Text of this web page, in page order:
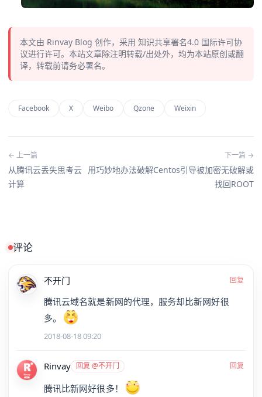
本文由 Rinvay Blog 创作，采用 知识共享署名4.0 国际许可协
议进行许可。本站文章除注明转载/出处外，均为本站原创或翻
译，转载前请务必署名。
Facebook X Weibo Qzone Weixin
← 上一篇
从腾讯云丢失思考云
计算
下一篇 →
用巧妙地办法破解Centos引导被加密无破解或
找回ROOT
评论
不开门 回复
腾讯云域名就是新网的代理，服务却比新网好很
多。
2018-08-18 09:20
Rinvay 回复 @不开门 回复
腾讯比新网好很多！